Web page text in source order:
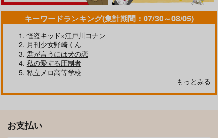
好きとおかえり
クールぶり男子と激重男子 1 恋のふりして君を呼ぶ
キーワードランキング(集計期間：07/30～08/05)
怪盗キッド×江戸川コナン
月刊少女野崎くん
君が言うには犬の恋
私の愛する圧制者
私立メロ高等学校
もっとみる
お支払い